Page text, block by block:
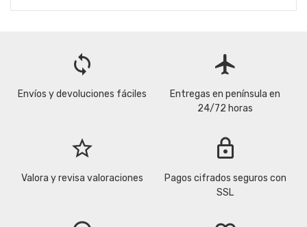
loop
Envíos y devoluciones fáciles
flight
Entregas en península en
24/72 horas
star_border
Valora y revisa valoraciones
lock
Pagos cifrados seguros con
SSL